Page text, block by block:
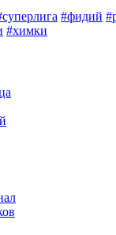
#фидий
#химки